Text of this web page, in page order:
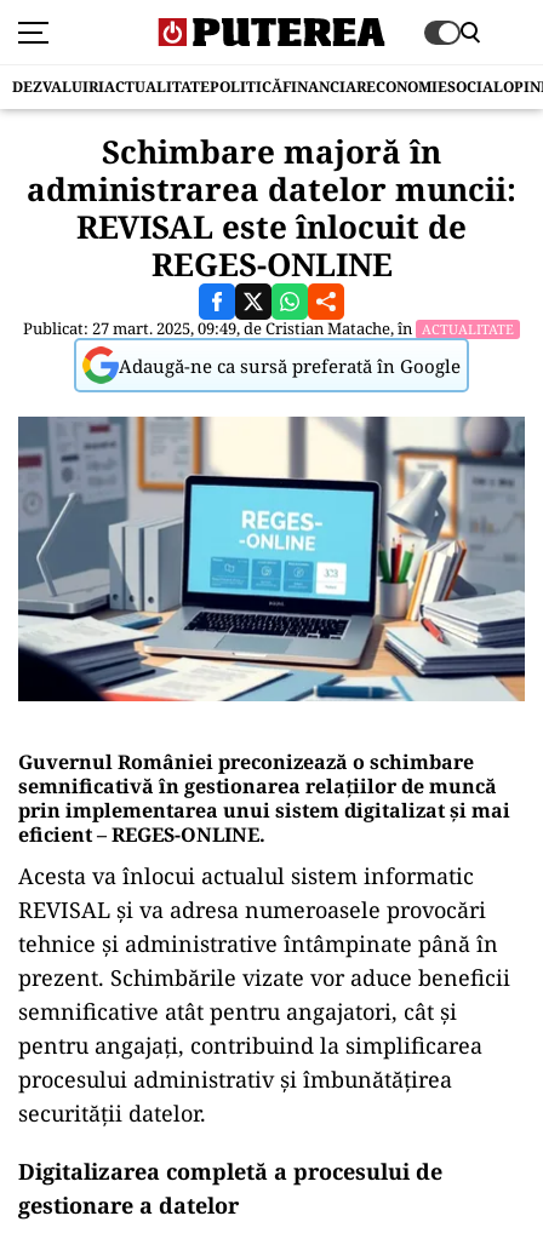
DEZVALUIRIACTUALITATEPOLITICĂFINANCIARECONOMIESOCIAL
Schimbare majoră în
administrarea datelor muncii:
REVISAL este înlocuit de
REGES-ONLINE
Publicat: 27 mart. 2025, 09:49, deCristian Matache, în ACTUALITATE
Adaugă-ne ca sursă preferată în Google
Guvernul României preconizează o schimbare
semnificativă în gestionarea relațiilor de muncă
prin implementarea unui sistem digitalizat și mai
eficient – REGES-ONLINE.
Acesta va înlocui actualul sistem informatic
REVISAL și va adresa numeroasele provocări
tehnice și administrative întâmpinate până în
prezent. Schimbările vizate vor aduce beneficii
semnificative atât pentru angajatori, cât și
pentru angajați, contribuind la simplificarea
procesului administrativ și îmbunătățirea
securității datelor.
Digitalizarea completă a procesului de
gestionare a datelor